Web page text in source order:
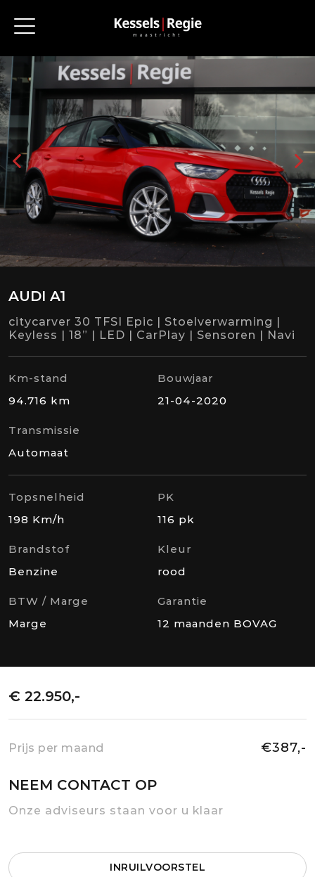
AUDI A1
citycarver 30 TFSI Epic | Stoelverwarming |
Keyless | 18” | LED | CarPlay | Sensoren | Navi
Km-stand
94.716 km
Bouwjaar
21-04-2020
Transmissie
Automaat
Topsnelheid
198 Km/h
PK
116 pk
Brandstof
Benzine
Kleur
rood
BTW / Marge
Marge
Garantie
12 maanden BOVAG
€ 22.950,-
Prijs per maand €387,-
NEEM CONTACT OP
Onze adviseurs staan voor u klaar
INRUILVOORSTEL